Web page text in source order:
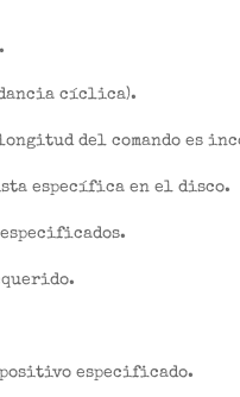
cíclica).
del comando es
específica en el disco.
especificado.